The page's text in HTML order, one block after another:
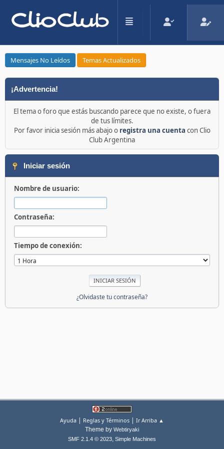
Mensajes No Leídos Temas Actualizados
¡Advertencia!
El tema o foro que estás buscando parece que no existe, o fuera
de tus límites.
Por favor inicia sesión más abajo o registra una cuenta con Clio
Club Argentina
Iniciar sesión
Nombre de usuario:
Contraseña:
Tiempo de conexión:
¿Olvidaste tu contraseña?
Ayuda | Reglas y Términos | Ir Arriba ▲
Theme by Webtiryaki
SMF 2.1.4 © 2023, Simple Machines